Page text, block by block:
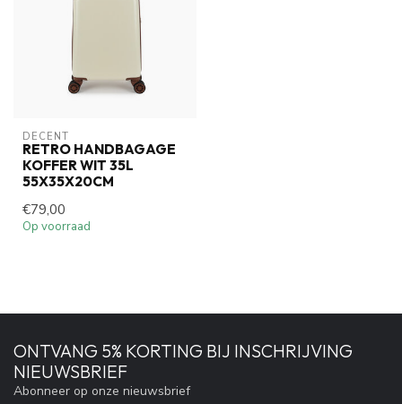
DECENT
RETRO HANDBAGAGE
KOFFER WIT 35L
55X35X20CM
€79,00
Op voorraad
ONTVANG 5% KORTING BIJ INSCHRIJVING
NIEUWSBRIEF
Abonneer op onze nieuwsbrief